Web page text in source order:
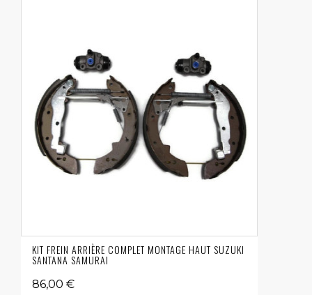
KIT FREIN ARRIÈRE COMPLET MONTAGE HAUT SUZUKI
SANTANA SAMURAI
86,00 €